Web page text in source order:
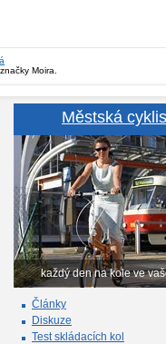
Moira.
Městská
každý den na kole ve
Články
Diskuze
Test skládacích kol